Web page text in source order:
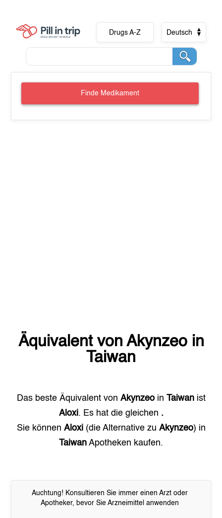
Drugs A-Z Deutsch
Finde Medikament
Äquivalent von Akynzeoin
Taiwan
Das beste Äquivalent von Akynzeoin Taiwanist
Aloxi. Es hat die gleichen .
Sie können Aloxi(die Alternative zu Akynzeo) in
Taiwan Apotheken kaufen.
Auchtung! Konsultieren Sie immer einen Arzt oder
Apotheker, bevor Sie Arzneimittel anwenden